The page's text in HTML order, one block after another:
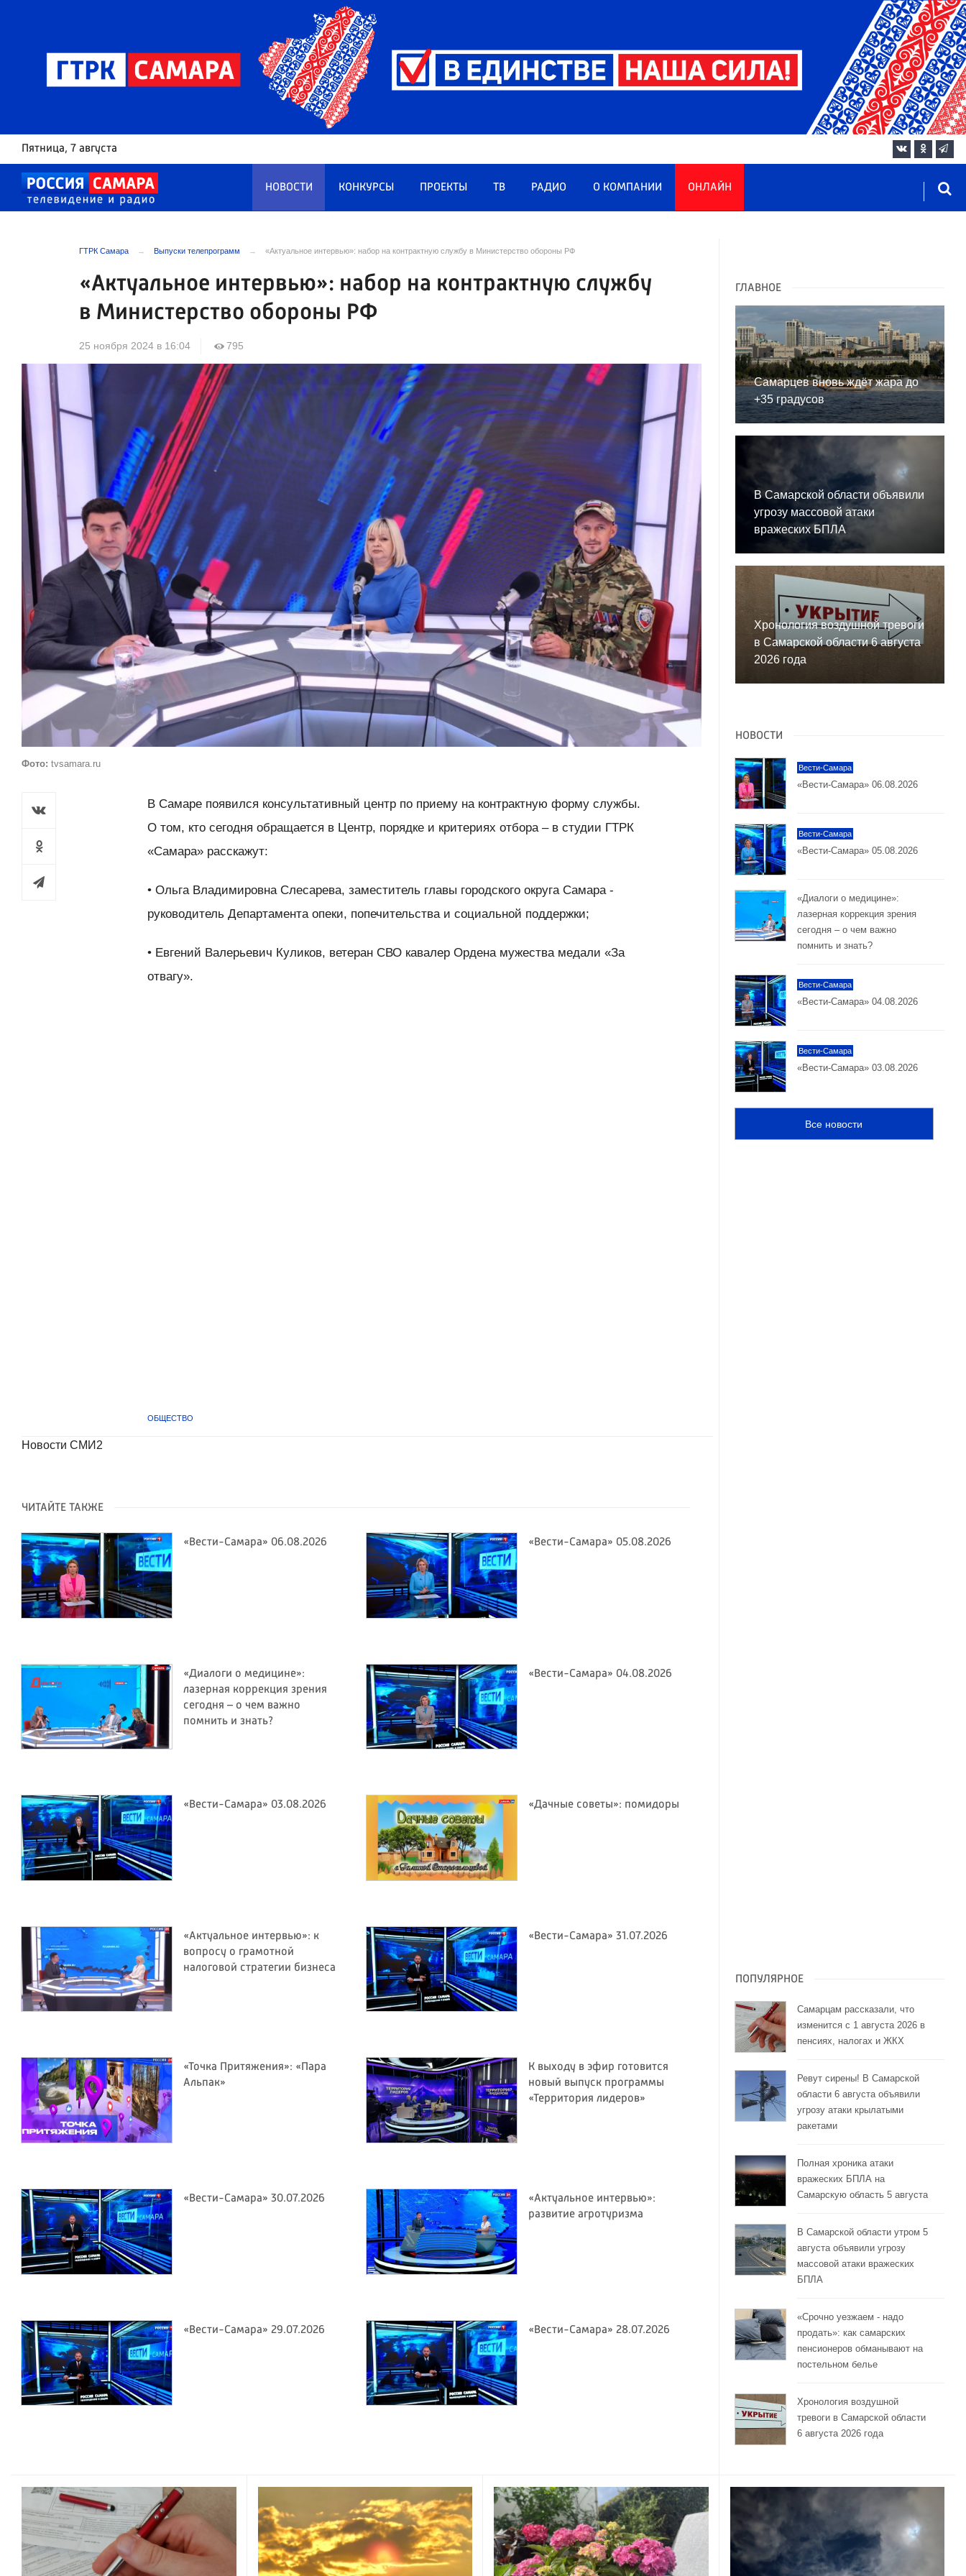
Пятница, 7 августа
НОВОСТИ КОНКУРСЫ ПРОЕКТЫ ТВ РАДИО О КОМПАНИИ ОНЛАЙН
ГТРК Самара Выпуски телепрограмм «Актуальное интервью»: набор на контрактную службу в Министерство обороны РФ
«Актуальное интервью»: набор на контрактную службу
в Министерство обороны РФ
25 ноября 2024 в 16:04 795
Фото: tvsamara.ru
В Самаре появился консультативный центр по приему на контрактную форму службы.
О том, кто сегодня обращается в Центр, порядке и критериях отбора – в студии ГТРК
«Самара» расскажут:
• Ольга Владимировна Слесарева, заместитель главы городского округа Самара -
руководитель Департамента опеки, попечительства и социальной поддержки;
• Евгений Валерьевич Куликов, ветеран СВО кавалер Ордена мужества медали «За
отвагу».
ОБЩЕСТВО
Новости СМИ2
ЧИТАЙТЕ ТАКЖЕ
«Вести-Самара» 06.08.2026 «Вести-Самара» 05.08.2026
«Диалоги о медицине»:
лазерная коррекция зрения
сегодня – о чем важно
помнить и знать?
«Вести-Самара» 04.08.2026
«Вести-Самара» 03.08.2026 «Дачные советы»: помидоры
«Актуальное интервью»: к
вопросу о грамотной
налоговой стратегии бизнеса
«Вести-Самара» 31.07.2026
«Точка Притяжения»: «Пара
Альпак»
К выходу в эфир готовится
новый выпуск программы
«Территория лидеров»
«Вести-Самара» 30.07.2026
«Актуальное интервью»:
развитие агротуризма
«Вести-Самара» 29.07.2026 «Вести-Самара» 28.07.2026
ГЛАВНОЕ
Самарцев вновь ждёт жара до
+35 градусов
В Самарской области объявили
угрозу массовой атаки
вражеских БПЛА
Хронология воздушной тревоги
в Самарской области 6 августа
2026 года
НОВОСТИ
Вести-Самара
«Вести-Самара» 06.08.2026
Вести-Самара
«Вести-Самара» 05.08.2026
«Диалоги о медицине»:
лазерная коррекция зрения
сегодня – о чем важно
помнить и знать?
Вести-Самара
«Вести-Самара» 04.08.2026
Вести-Самара
«Вести-Самара» 03.08.2026
Все новости
ПОПУЛЯРНОЕ
Самарцам рассказали, что
изменится с 1 августа 2026 в
пенсиях, налогах и ЖКХ
Ревут сирены! В Самарской
области 6 августа объявили
угрозу атаки крылатыми
ракетами
Полная хроника атаки
вражеских БПЛА на
Самарскую область 5 августа
В Самарской области утром 5
августа объявили угрозу
массовой атаки вражеских
БПЛА
«Срочно уезжаем - надо
продать»: как самарских
пенсионеров обманывают на
постельном белье
Хронология воздушной
тревоги в Самарской области
6 августа 2026 года